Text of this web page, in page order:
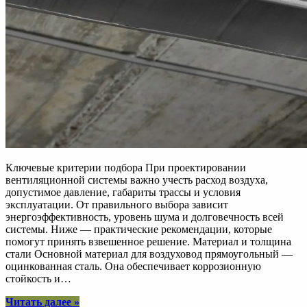
Ключевые критерии подбора При проектировании
вентиляционной системы важно учесть расход воздуха,
допустимое давление, габариты трассы и условия
эксплуатации. От правильного выбора зависит
энергоэффективность, уровень шума и долговечность всей
системы. Ниже — практические рекомендации, которые
помогут принять взвешенное решение. Материал и толщина
стали Основной материал для воздуховод прямоугольный —
оцинкованная сталь. Она обеспечивает коррозионную
стойкость и…
Читать далее“Как
»